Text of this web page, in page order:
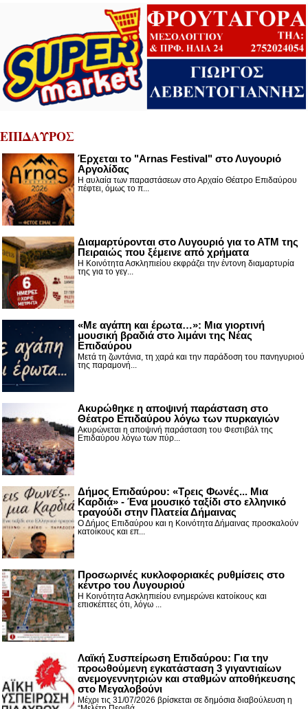
ΕΠΙΔΑΥΡΟΣ
Έρχεται το "Arnas Festival" στο Λυγουριό
Αργολίδας
Η αυλαία των παραστάσεων στο Αρχαίο Θέατρο Επιδαύρου
πέφτει, όμως το π...
Διαμαρτύρονται στο Λυγουριό για το ΑΤΜ της
Πειραιώς που ξέμεινε από χρήματα
Η Κοινότητα Ασκληπιείου εκφράζει την έντονη διαμαρτυρία
της για το γεγ...
«Με αγάπη και έρωτα…»: Μια γιορτινή
μουσική βραδιά στο λιμάνι της Νέας
Επιδαύρου
Μετά τη ζωντάνια, τη χαρά και την παράδοση του πανηγυριού
της παραμονή...
Ακυρώθηκε η αποψινή παράσταση στο
Θέατρο Επιδαύρου λόγω των πυρκαγιών
Ακυρώνεται η αποψινή παράσταση του Φεστιβάλ της
Επιδαύρου λόγω των πύρ...
Δήμος Επιδαύρου: «Τρεις Φωνές... Μια
Καρδιά» - Ένα μουσικό ταξίδι στο ελληνικό
τραγούδι στην Πλατεία Δήμαινας
Ο Δήμος Επιδαύρου και η Κοινότητα Δήμαινας προσκαλούν
κατοίκους και επ...
Προσωρινές κυκλοφοριακές ρυθμίσεις στο
κέντρο του Λυγουριού
Η Κοινότητα Ασκληπιείου ενημερώνει κατοίκους και
επισκέπτες ότι, λόγω ...
Λαϊκή Συσπείρωση Επιδαύρου: Για την
προωθούμενη εγκατάσταση 3 γιγαντιαίων
ανεμογεννητριών και σταθμών αποθήκευσης
στο Μεγαλοβούνι
Μέχρι τις 31/07/2026 βρίσκεται σε δημόσια διαβούλευση η